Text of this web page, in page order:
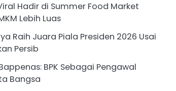
Hadir di Summer Food Market
Lebih Luas
Raih Juara Piala Presiden 2026 Usai
Persib
BPK Sebagai Pengawal
Bangsa